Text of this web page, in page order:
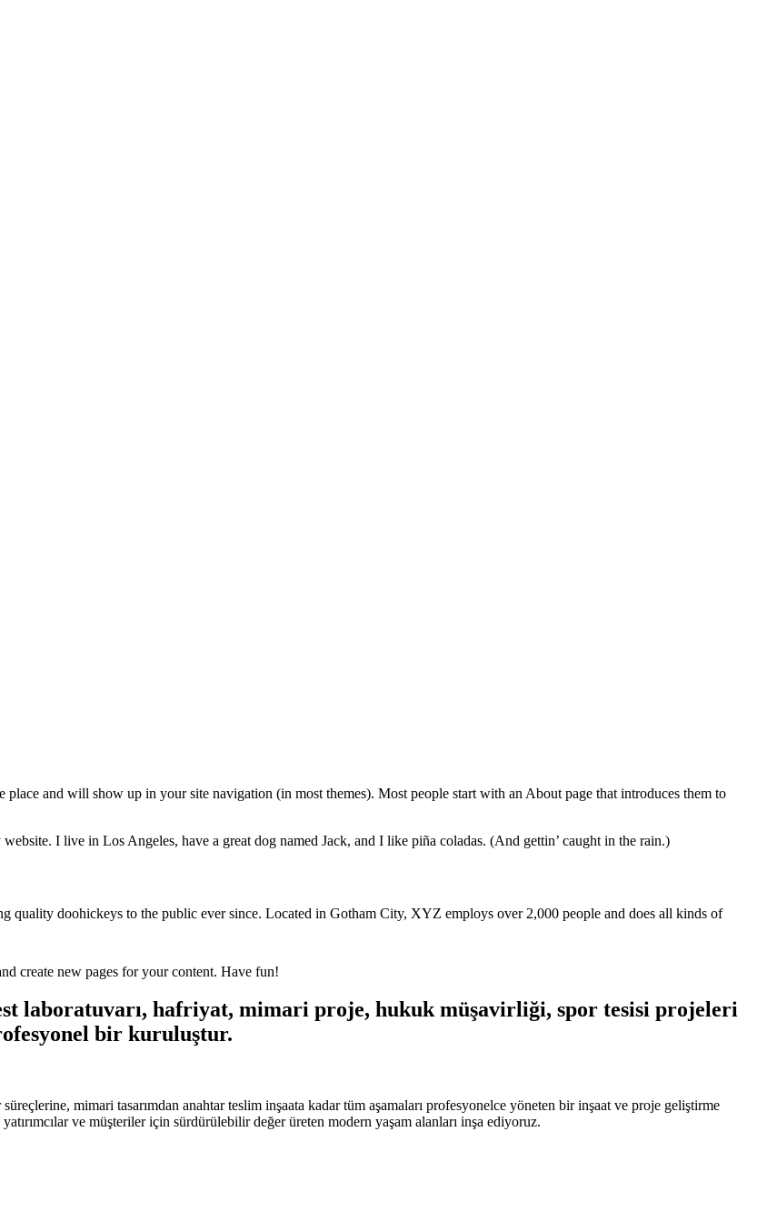
and will show up in your site navigation (in most themes). Most people start with an About page that introduces them to
I live in Los Angeles, have a great dog named Jack, and I like piña coladas. (And gettin’ caught in the rain.)
doohickeys to the public ever since. Located in Gotham City, XYZ employs over 2,000 people and does all kinds of
create new pages for your content. Have fun!
laboratuvarı, hafriyat, mimari proje, hukuk müşavirliği, spor tesisi projeleri
bir kuruluştur.
mimari tasarımdan anahtar teslim inşaata kadar tüm aşamaları profesyonelce yöneten bir inşaat ve proje geliştirme
ve müşteriler için sürdürülebilir değer üreten modern yaşam alanları inşa ediyoruz.